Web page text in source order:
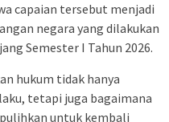
capaian tersebut menjadi
negara yang dilakukan
Semester I Tahun 2026.
hukum tidak hanya
tetapi juga bagaimana
untuk kembali